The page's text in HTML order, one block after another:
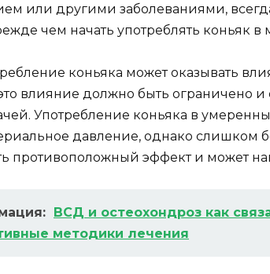
или другими заболеваниями,
чем начать употреблять коньяк
коньяка может оказывать
влияние должно быть ограничено и
Употребление коньяка в
давление, однако слишком
противоположный эффект и может
ВСД и остеохондроз как
методики лечения